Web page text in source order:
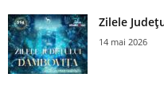
Zilele
14 mai 2026